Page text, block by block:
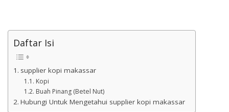
Daftar Isi
supplier kopi makassar
Kopi
Buah Pinang (Betel Nut)
Hubungi Untuk Mengetahui supplier kopi makassar